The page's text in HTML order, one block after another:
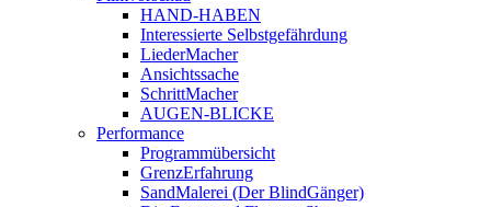
HAND-HABEN
Interessierte Selbstgefährdung
LiederMacher
Ansichtssache
SchrittMacher
AUGEN-BLICKE
Performance
Programmübersicht
GrenzErfahrung
SandMalerei (Der BlindGänger)